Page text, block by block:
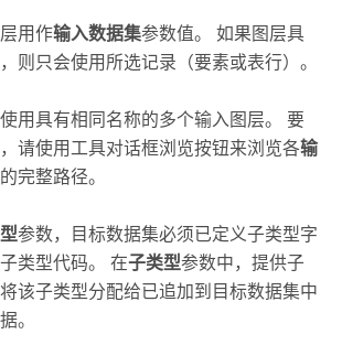
用作输入数据集参数值。 如果图层具
则只会使用所选记录（要素或表行）。
用具有相同名称的多个输入图层。 要
请使用工具对话框浏览按钮来浏览各输
完整路径。
参数，目标数据集必须已定义子类型字
类型代码。 在子类型参数中，提供子
该子类型分配给已追加到目标数据集中
。